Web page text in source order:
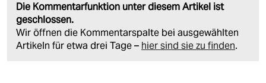
Die Kommentarfunktion unter diesem Artikel ist
geschlossen.
Wir öffnen die Kommentarspalte bei ausgewählten
Artikeln für etwa drei Tage – hier sind sie zu finden.